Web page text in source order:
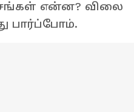
என்ன? விலை
பார்ப்போம்.